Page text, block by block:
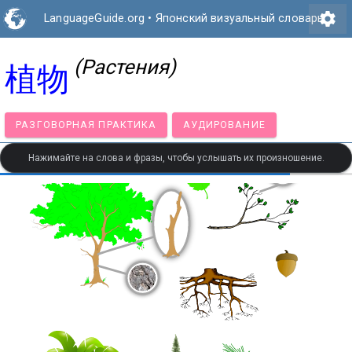
LanguageGuide.org • Японский визуальный словарьsettings
植物 (Растения)
РАЗГОВОРНАЯ ПРАКТИКА АУДИРОВАНИЕ
Нажимайте на слова и фразы, чтобы услышать их произношение.